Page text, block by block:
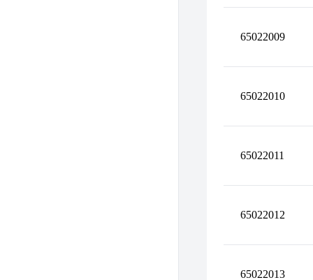
65022009
65022010
65022011
65022012
65022013